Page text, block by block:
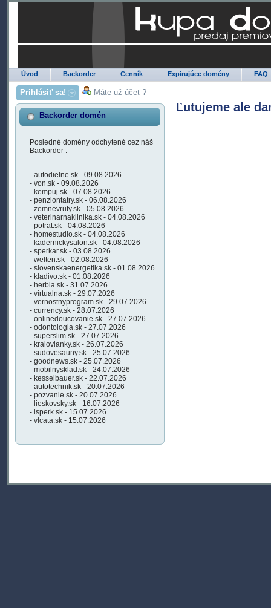
Úvod Backorder Cenník Expirujúce domény FAQ
Prihlásiť sa! Máte už účet ?
Backorder domén
Posledné domény odchytené cez náš
Backorder :
- autodielne.sk - 09.08.2026
- von.sk - 09.08.2026
- kempuj.sk - 07.08.2026
- penziontatry.sk - 06.08.2026
- zemnevruty.sk - 05.08.2026
- veterinarnaklinika.sk - 04.08.2026
- potrat.sk - 04.08.2026
- homestudio.sk - 04.08.2026
- kadernickysalon.sk - 04.08.2026
- sperkar.sk - 03.08.2026
- welten.sk - 02.08.2026
- slovenskaenergetika.sk - 01.08.2026
- kladivo.sk - 01.08.2026
- herbia.sk - 31.07.2026
- virtualna.sk - 29.07.2026
- vernostnyprogram.sk - 29.07.2026
- currency.sk - 28.07.2026
- onlinedoucovanie.sk - 27.07.2026
- odontologia.sk - 27.07.2026
- superslim.sk - 27.07.2026
- kralovianky.sk - 26.07.2026
- sudovesauny.sk - 25.07.2026
- goodnews.sk - 25.07.2026
- mobilnysklad.sk - 24.07.2026
- kesselbauer.sk - 22.07.2026
- autotechnik.sk - 20.07.2026
- pozvanie.sk - 20.07.2026
- lieskovsky.sk - 16.07.2026
- isperk.sk - 15.07.2026
- vlcata.sk - 15.07.2026
Ľutujeme ale